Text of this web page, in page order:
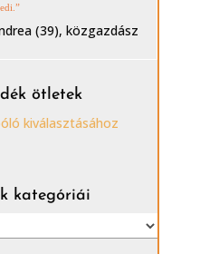
(39), közgazdász
ötletek
kiválasztásához
kategóriái